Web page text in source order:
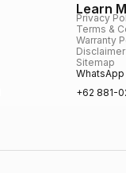
Learn
Privacy
Terms &
Warranty
Disclaimer
Sitemap
WhatsApp
+62 881-